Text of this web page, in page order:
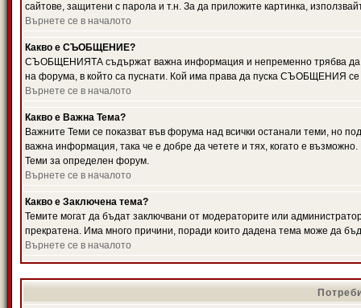
сайтове, защитени с парола и т.н. За да приложите картинка,
Върнете се в началото
Какво е СЪОБЩЕНИЕ?
СЪОБЩЕНИЯТА съдържат важна информация и непременно трябва да
на форума, в който са пуснати. Кой има права да пуска СЪОБЩЕНИЯ се
Върнете се в началото
Какво е Важна Тема?
Важните Теми се показват във форума над всички останали теми,
важна информация, така че е добре да четете и тях, когато е
Теми за определен форум.
Върнете се в началото
Какво е Заключена тема?
Темите могат да бъдат заключвани от модераторите или
прекратена. Има много причини, поради които дадена тема може да
Върнете се в началото